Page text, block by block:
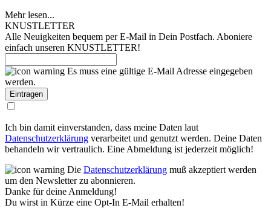
Mehr lesen...
KNUSTLETTER
Alle Neuigkeiten bequem per E-Mail in Dein Postfach. Aboniere
einfach unseren KNUSTLETTER!
Es muss eine gültige E-Mail Adresse eingegeben
werden.
Ich bin damit einverstanden, dass meine Daten laut
Datenschutzerklärung verarbeitet und genutzt werden. Deine Daten
behandeln wir vertraulich. Eine Abmeldung ist jederzeit möglich!
Die Datenschutzerklärung muß akzeptiert werden
um den Newsletter zu abonnieren.
Danke für deine Anmeldung!
Du wirst in Kürze eine Opt-In E-Mail erhalten!